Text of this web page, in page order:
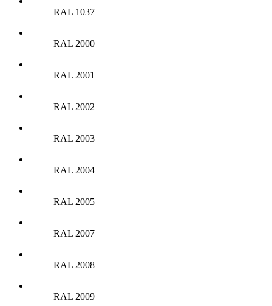
RAL 1037
RAL 2000
RAL 2001
RAL 2002
RAL 2003
RAL 2004
RAL 2005
RAL 2007
RAL 2008
RAL 2009